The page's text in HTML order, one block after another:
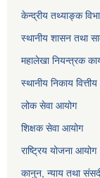
केन्द्रीय तथ्याङ्क
स्थानीय शासन तथा
महालेखा नियन्त्रक
स्थानीय निकाय
लोक सेवा आयोग
शिक्षक सेवा आयोग
राष्ट्रिय योजना आयोग
कानुन, न्याय तथा